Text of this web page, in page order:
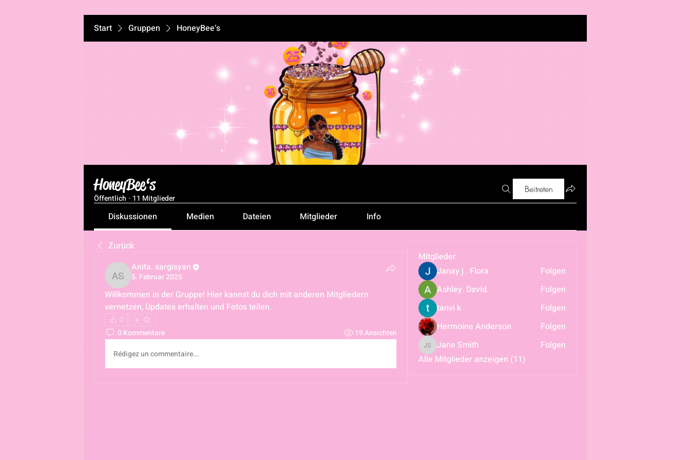
Start Gruppen HoneyBee‘s
HoneyBee‘s
Öffentlich · 11 Mitglieder
Beitreten
Diskussionen Medien Dateien Mitglieder Info
Zurück
Anita. sargisyan
Anita. sargisyan
5. Februar 2025
Willkommen in der Gruppe! Hier kannst du dich mit anderen Mitgliedern
vernetzen, Updates erhalten und Fotos teilen.
0
0 Kommentare
19 Ansichten
Rédigez un commentaire...
Mitglieder
Janay j . Flora
Folgen
Ashley. David.
Folgen
tanvi k
Folgen
Hermoine Anderson
Folgen
Jane Smith
Jane Smith
Folgen
Alle Mitglieder anzeigen (11)